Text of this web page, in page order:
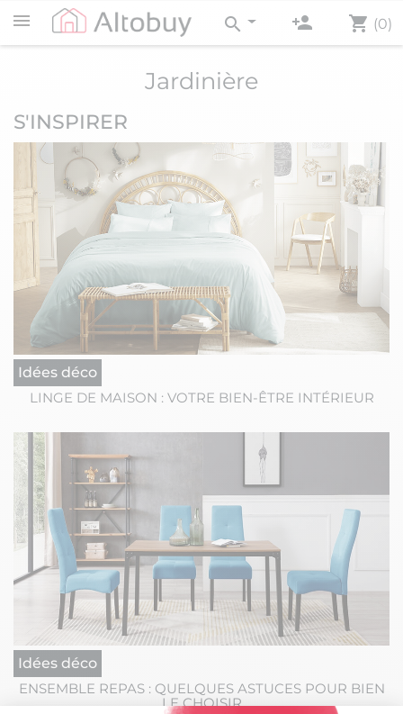
shopping_cart (0)
person_add
search
Jardinière
S'INSPIRER
Idées déco
LINGE DE MAISON : VOTRE BIEN-ÊTRE INTÉRIEUR
Idées déco
ENSEMBLE REPAS : QUELQUES ASTUCES POUR BIEN
LE CHOISIR